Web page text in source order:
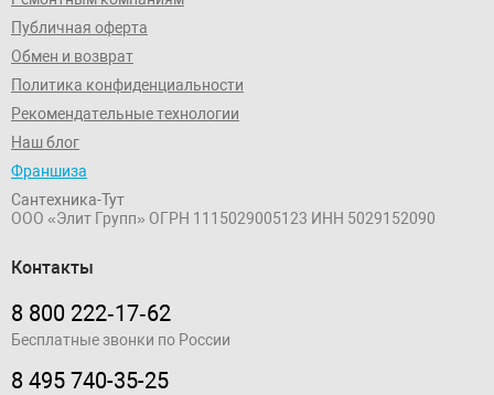
Публичная оферта
Обмен и возврат
Политика конфиденциальности
Рекомендательные технологии
Наш блог
Франшиза
Сантехника-Тут
ООО «Элит Групп» ОГРН 1115029005123 ИНН 5029152090
Контакты
8 800 222‑17‑62
Бесплатные звонки по России
8 495 740-35-25